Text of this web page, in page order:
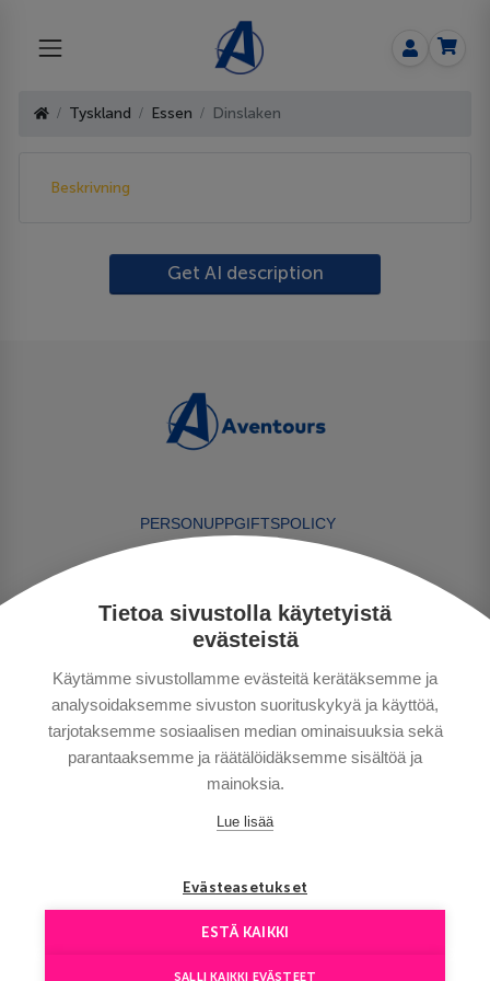
Tietoa sivustolla käytetyistä
evästeistä
Käytämme sivustollamme evästeitä kerätäksemme ja
analysoidaksemme sivuston suorituskykyä ja käyttöä,
tarjotaksemme sosiaalisen median ominaisuuksia sekä
parantaaksemme ja räätälöidäksemme sisältöä ja
mainoksia.
Lue lisää
Evästeasetukset
ESTÄ KAIKKI
SALLI KAIKKI EVÄSTEET
Tyskland Essen Dinslaken
Beskrivning
Get AI description
PERSONUPPGIFTSPOLICY
BRA ATT VETA